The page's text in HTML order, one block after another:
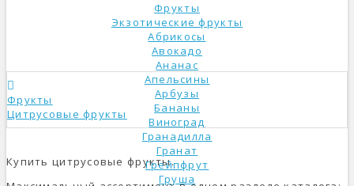
Фрукты
Экзотические фрукты
Абрикосы
Авокадо
Ананас
Апельсины
Арбузы
Бананы
Виноград
Гранадилла
Гранат
Грейпфрут
Груша
Фрукты
Цитрусовые фрукты
Купить цитрусовые фрукты.